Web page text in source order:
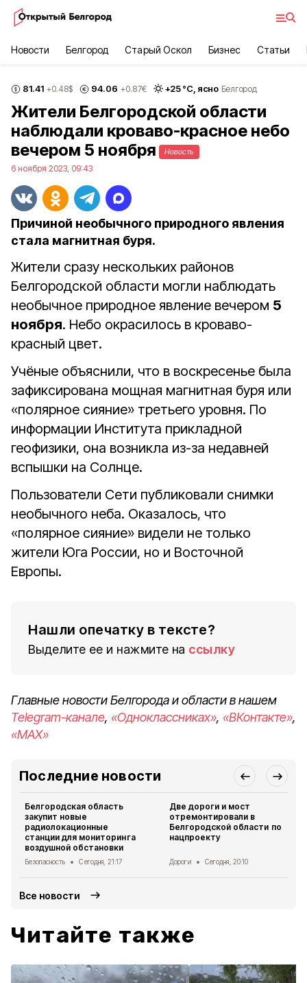
Новости Белгород Старый Оскол Бизнес Статьи
81.41 +0.48$ 94.06 +0.87€ +25°С, ясно Белгород
Жители Белгородской области
наблюдали кроваво-красное небо
вечером 5 ноября
Новость
6 ноября 2023, 09:43
Причиной необычного природного явления
стала магнитная буря.
Жители сразу нескольких районов
Белгородской области могли наблюдать
необычное природное явление вечером 5
ноября. Небо окрасилось в кроваво-
красный цвет.
Учёные объяснили, что в воскресенье была
зафиксирована мощная магнитная буря или
«полярное сияние» третьего уровня. По
информации Института прикладной
геофизики, она возникла из-за недавней
вспышки на Солнце.
Пользователи Сети публиковали снимки
необычного неба. Оказалось, что
«полярное сияние» видели не только
жители Юга России, но и Восточной
Европы.
Нашли опечатку в тексте?
Выделите ее и нажмите на ссылку
Главные новости Белгорода и области в нашем
Telegram-канале, «Одноклассниках», «ВКонтакте»,
«MAX»
Последние новости
Белгородская область
закупит новые
радиолокационные
станции для мониторинга
воздушной обстановки
Безопасность Сегодня, 21:17
Две дороги и мост
отремонтировали в
Белгородской области по
нацпроекту
Дороги Сегодня, 20:10
Все новости
Читайте также